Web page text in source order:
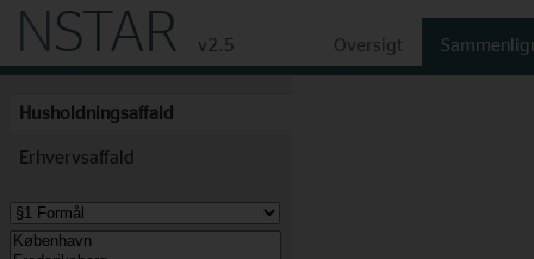
NSTAR v2.5 Oversigt
Husholdningsaffald
Erhvervsaffald